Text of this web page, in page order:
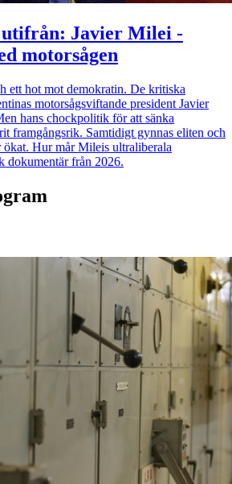
utifrån: Javier Milei -
motorsågen
ett hot mot demokratin. De kritiska
motorsågsviftande president Javier
hans chockpolitik för att sänka
framgångsrik. Samtidigt gynnas eliten och
ökat. Hur mår Mileis ultraliberala
dokumentär från 2026.